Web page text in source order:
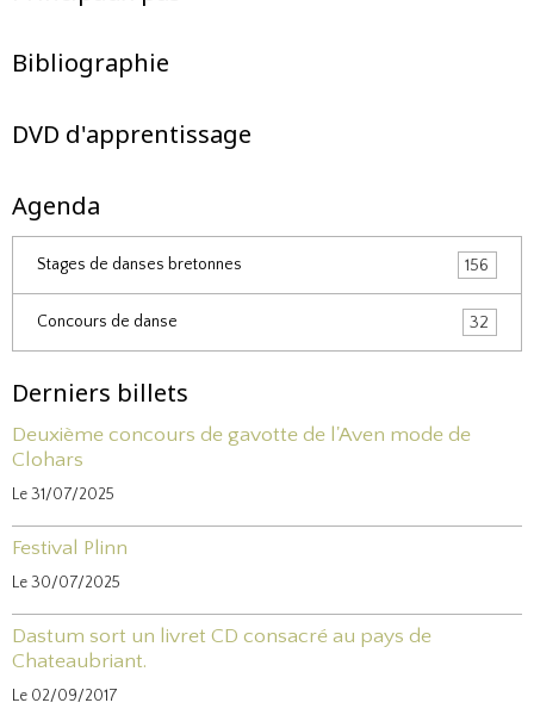
Bibliographie
DVD d'apprentissage
Agenda
Stages de danses bretonnes 156
Concours de danse 32
Derniers billets
Deuxième concours de gavotte de l'Aven mode de
Clohars
Le 31/07/2025
Festival Plinn
Le 30/07/2025
Dastum sort un livret CD consacré au pays de
Chateaubriant.
Le 02/09/2017